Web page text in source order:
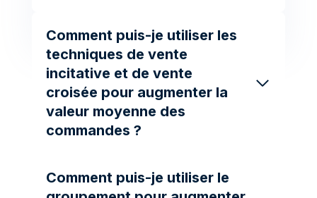
Comment puis-je utiliser les
techniques de vente
incitative et de vente
croisée pour augmenter la
valeur moyenne des
commandes ?
Comment puis-je utiliser le